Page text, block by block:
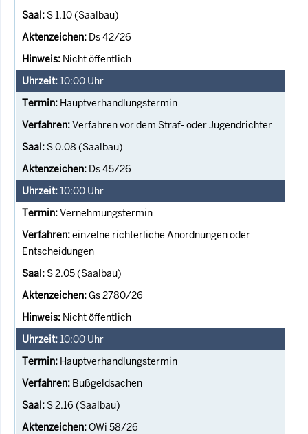
S 1.10 (Saalbau)
Ds 42/26
Nicht öffentlich
10:00 Uhr
Hauptverhandlungstermin
Verfahren vor dem Straf- oder Jugendrichter
S 0.08 (Saalbau)
Ds 45/26
10:00 Uhr
Vernehmungstermin
einzelne richterliche Anordnungen oder
Entscheidungen
S 2.05 (Saalbau)
Gs 2780/26
Nicht öffentlich
10:00 Uhr
Hauptverhandlungstermin
Bußgeldsachen
S 2.16 (Saalbau)
OWi 58/26